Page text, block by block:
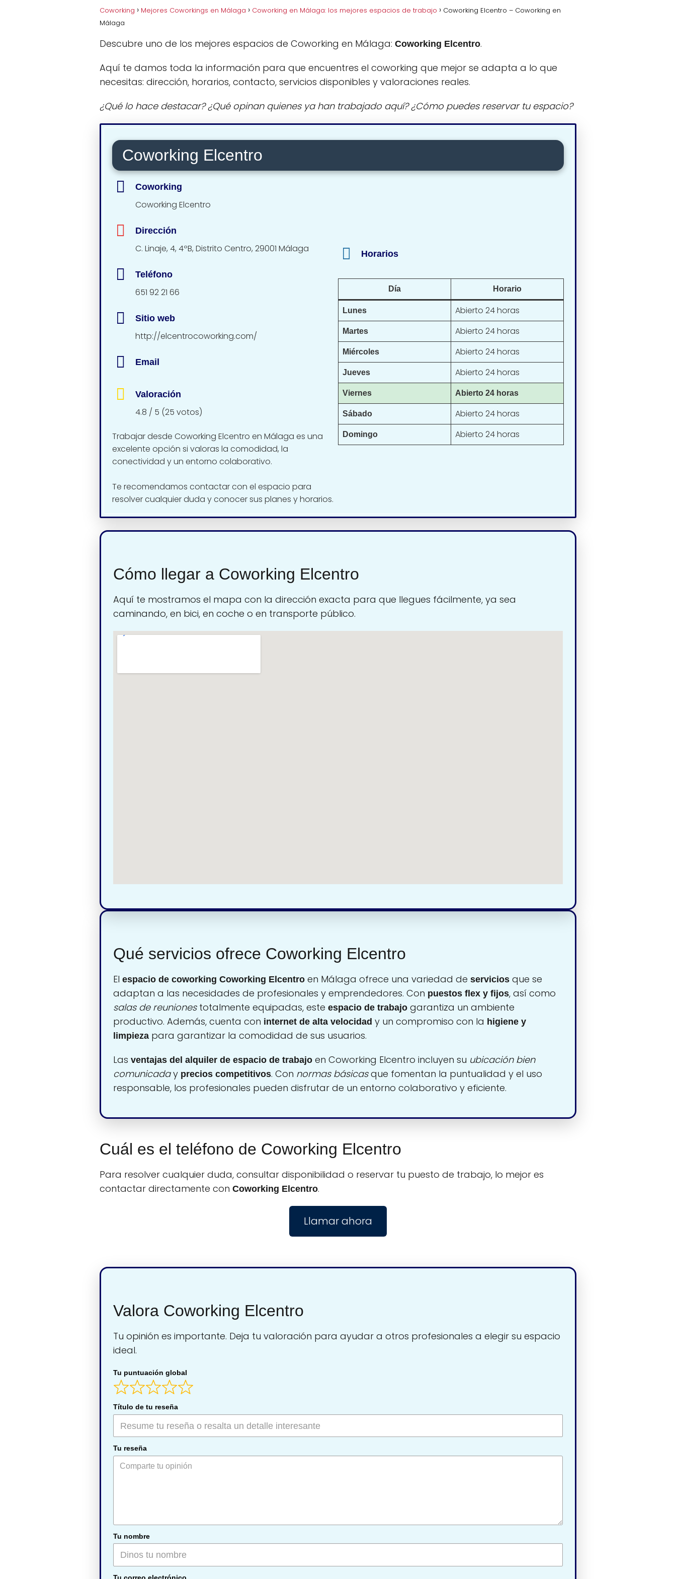
Coworking Mejores Coworkings en Málaga Coworking en Málaga: los mejores espacios de trabajo
Coworking Elcentro – Coworking en
Málaga
Descubre uno de los mejores espacios de Coworking en Málaga: Coworking Elcentro.
Aquí te damos toda la información para que encuentres el coworking que mejor se adapta a lo que
necesitas: dirección, horarios, contacto, servicios disponibles y valoraciones reales.
¿Qué lo hace destacar? ¿Qué opinan quienes ya han trabajado aquí? ¿Cómo puedes reservar tu espacio?
Coworking Elcentro
Coworking
Coworking Elcentro
Dirección
C. Linaje, 4, 4ºB, Distrito Centro, 29001 Málaga
Teléfono
651 92 21 66
Sitio web
http://elcentrocoworking.com/
Email
Valoración
4.8 / 5 (25 votos)
Trabajar desde Coworking Elcentro en Málaga es una
excelente opción si valoras la comodidad, la
conectividad y un entorno colaborativo.
Te recomendamos contactar con el espacio para
resolver cualquier duda y conocer sus planes y horarios.
Horarios
Día Horario
Lunes Abierto 24 horas
Martes Abierto 24 horas
Miércoles Abierto 24 horas
Jueves Abierto 24 horas
Viernes Abierto 24 horas
Sábado Abierto 24 horas
Domingo Abierto 24 horas
Cómo llegar a Coworking Elcentro
Aquí te mostramos el mapa con la dirección exacta para que llegues fácilmente, ya sea
caminando, en bici, en coche o en transporte público.
Qué servicios ofrece Coworking Elcentro
El espacio de coworking Coworking Elcentro en Málaga ofrece una variedad de servicios que se
adaptan a las necesidades de profesionales y emprendedores. Con puestos flex y fijos, así como
salas de reunionestotalmente equipadas, este espacio de trabajo garantiza un ambiente
productivo. Además, cuenta con internet de alta velocidad y un compromiso con la higiene y
limpieza para garantizar la comodidad de sus usuarios.
Las ventajas del alquiler de espacio de trabajo en Coworking Elcentro incluyen su ubicación bien
comunicaday precios competitivos. Con normas básicasque fomentan la puntualidad y el uso
responsable, los profesionales pueden disfrutar de un entorno colaborativo y eficiente.
Cuál es el teléfono de Coworking Elcentro
Para resolver cualquier duda, consultar disponibilidad o reservar tu puesto de trabajo, lo mejor es
contactar directamente con Coworking Elcentro.
Llamar ahora
Valora Coworking Elcentro
Tu opinión es importante. Deja tu valoración para ayudar a otros profesionales a elegir su espacio
ideal.
Tu puntuación global
Título de tu reseña
Tu reseña
Tu nombre